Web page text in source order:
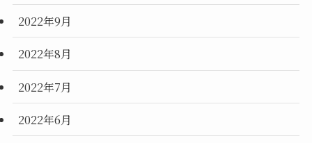
2022年9月
2022年8月
2022年7月
2022年6月